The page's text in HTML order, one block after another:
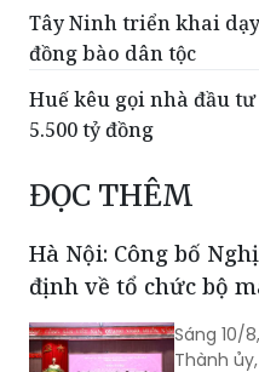
Đưa thảo nguyên Bùi
du lịch tỉnh Quảng Ngãi
Tây Ninh triển khai
đồng bào dân tộc
Huế kêu gọi nhà đầu
5.500 tỷ đồng
ĐỌC THÊM
Hà Nội: Công bố